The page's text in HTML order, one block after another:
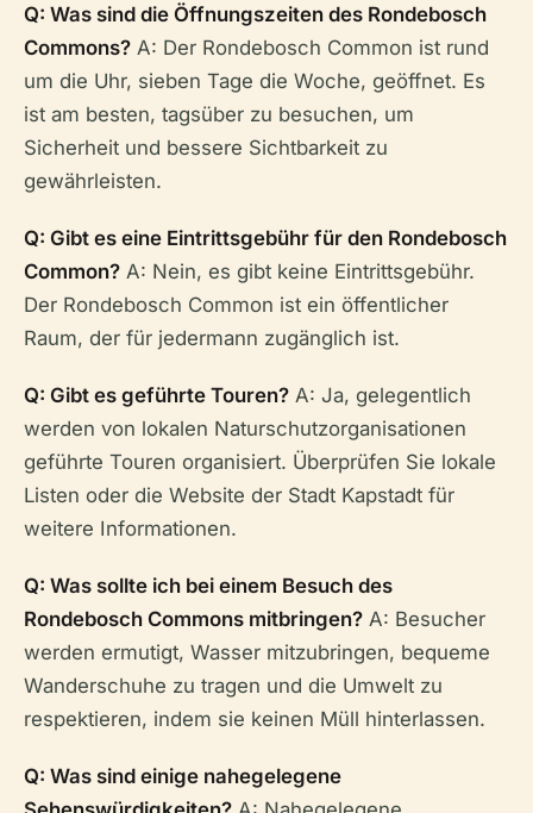
Q: Was sind die Öffnungszeiten des Rondebosch
Commons? A: Der Rondebosch Common ist rund
um die Uhr, sieben Tage die Woche, geöffnet. Es
ist am besten, tagsüber zu besuchen, um
Sicherheit und bessere Sichtbarkeit zu
gewährleisten.
Q: Gibt es eine Eintrittsgebühr für den Rondebosch
Common? A: Nein, es gibt keine Eintrittsgebühr.
Der Rondebosch Common ist ein öffentlicher
Raum, der für jedermann zugänglich ist.
Q: Gibt es geführte Touren? A: Ja, gelegentlich
werden von lokalen Naturschutzorganisationen
geführte Touren organisiert. Überprüfen Sie lokale
Listen oder die Website der Stadt Kapstadt für
weitere Informationen.
Q: Was sollte ich bei einem Besuch des
Rondebosch Commons mitbringen? A: Besucher
werden ermutigt, Wasser mitzubringen, bequeme
Wanderschuhe zu tragen und die Umwelt zu
respektieren, indem sie keinen Müll hinterlassen.
Q: Was sind einige nahegelegene